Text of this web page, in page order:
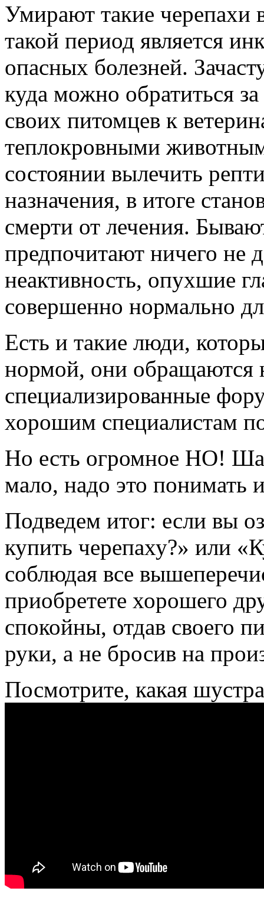
Умирают такие черепахи
такой период является
опасных болезней.
куда можно обратиться
своих питомцев к
теплокровными
состоянии вылечить
назначения, в итоге
смерти от лечения.
предпочитают ничего не
неактивность, опухшие
совершенно нормально
Есть и такие люди,
нормой, они обращаются
специализированные
хорошим специалистам
Но есть огромное НО!
мало, надо это понимать
Подведем итог: если вы
купить черепаху?» или
соблюдая все
приобретете хорошего
спокойны, отдав своего
руки, а не бросив на
Посмотрите, какая